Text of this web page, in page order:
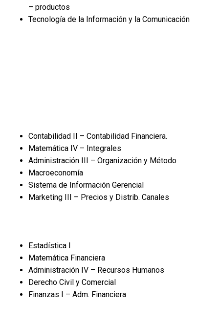
– productos
Tecnología de la Información y la Comunicación
Contabilidad II – Contabilidad Financiera.
Matemática IV – Integrales
Administración III – Organización y Método
Macroeconomía
Sistema de Información Gerencial
Marketing III – Precios y Distrib. Canales
Estadística I
Matemática Financiera
Administración IV – Recursos Humanos
Derecho Civil y Comercial
Finanzas I – Adm. Financiera